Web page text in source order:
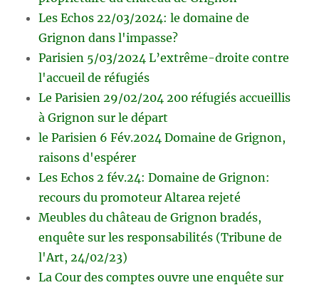
Les Echos 22/03/2024: le domaine de
Grignon dans l'impasse?
Parisien 5/03/2024 L’extrême-droite contre
l'accueil de réfugiés
Le Parisien 29/02/204 200 réfugiés accueillis
à Grignon sur le départ
le Parisien 6 Fév.2024 Domaine de Grignon,
raisons d'espérer
Les Echos 2 fév.24: Domaine de Grignon:
recours du promoteur Altarea rejeté
Meubles du château de Grignon bradés,
enquête sur les responsabilités (Tribune de
l'Art, 24/02/23)
La Cour des comptes ouvre une enquête sur